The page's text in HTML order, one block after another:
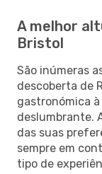
A melhor
Bristol
São inúmeras
descoberta de
gastronómica
deslumbrante.
das suas
sempre em
tipo de